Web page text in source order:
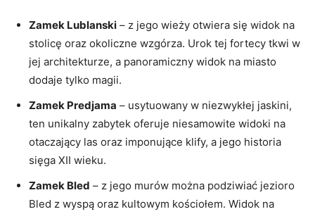
Zamek Lublanski – z jego wieży otwiera się widok ​na
stolicę oraz okoliczne wzgórza.⁤ Urok tej fortecy tkwi w
jej architekturze, a panoramiczny widok na miasto
dodaje tylko magii.
Zamek⁤ Predjama ‍–⁣ usytuowany w niezwykłej jaskini,
ten⁤ unikalny zabytek oferuje niesamowite widoki na
otaczający las oraz imponujące klify, a jego historia
sięga XII wieku.
Zamek Bled – z jego murów można podziwiać ‌jezioro
Bled z wyspą oraz kultowym kościołem. Widok na⁣